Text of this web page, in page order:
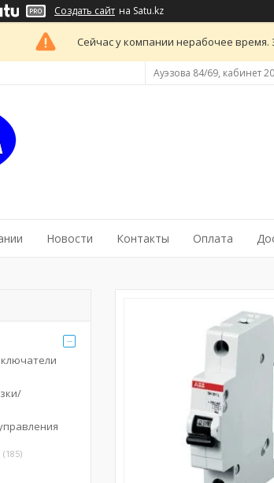
Создать сайт на Satu.kz
Сейчас у компании нерабочее время.
Ауэзова 84/69, кабинет
Новости Контакты Оплата
185